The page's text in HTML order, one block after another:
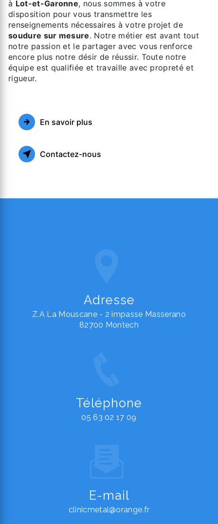
à Lot-et-Garonne, nous sommes à votre
disposition pour vous transmettre les
renseignements nécessaires à votre projet de
soudure sur mesure. Notre métier est avant tout
notre passion et le partager avec vous renforce
encore plus notre désir de réussir. Toute notre
équipe est qualifiée et travaille avec propreté et
rigueur.
En savoir plus
Contactez-nous
Adresse
Z.A La Mouscane - 2 impasse Masserano
82700 Montech
Téléphone
05 63 02 17 09
E-mail
clinicmetal@orange.fr